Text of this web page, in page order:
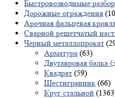
Быстровозводимые
Дорожные ограждения
Арочная фальцевая
Сварной решетчатый
Черный металлопрокат
Арматура (63)
Двутавровая балка
Квадрат (59)
Шестигранник (66)
Круг стальной